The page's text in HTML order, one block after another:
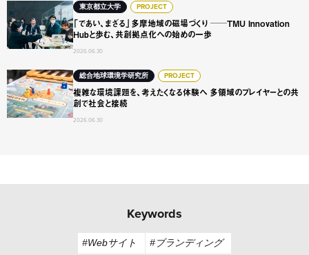
東京都立大学 PROJECT
「であい、まざる」多摩地域の磁場づくり ──TMU Innovation
Hubと歩む、共創拠点化への始めの一歩
2026.06.30
「であい、まざる」多摩地域の磁場づくり ──TMU
総合地球環境学研究所 PROJECT
複雑な環境課題を、考えたくなる体験へ 多領域のプレイヤーとの共
創で社会と接続
2026.06.30
複雑な環境課題を、考えたくなる体験へ 多領域のプレイヤ
Keywords
#Webサイト #ブランディング